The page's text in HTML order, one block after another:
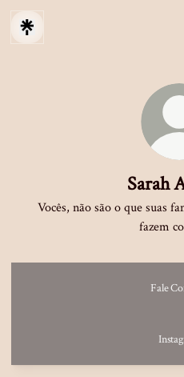
Sarah
Vocês, não são o que suas
fazem
Fale